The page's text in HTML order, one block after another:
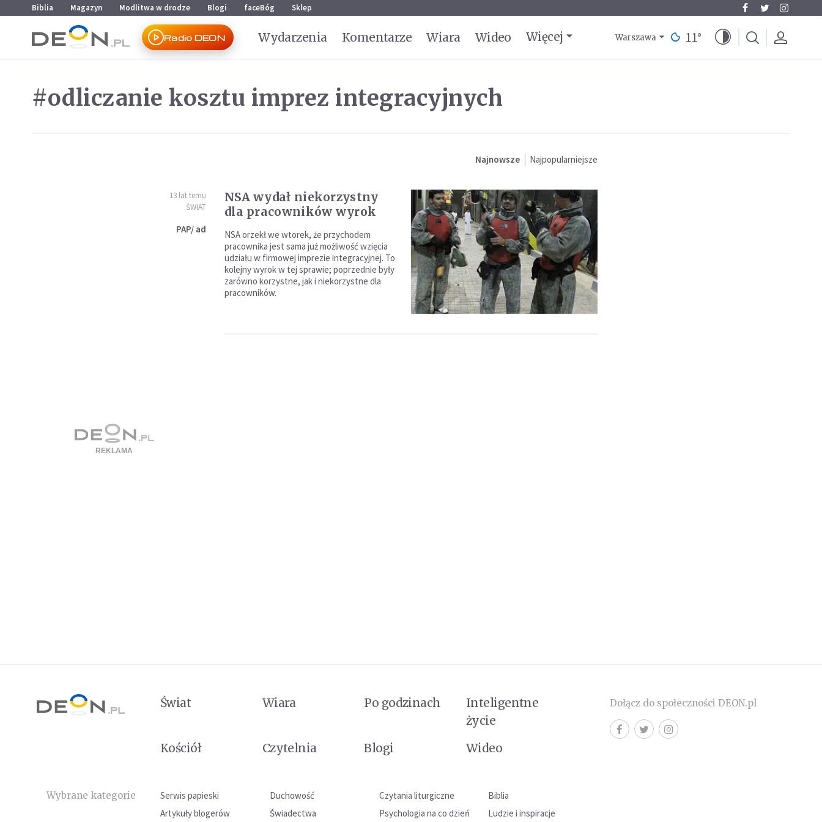
Przejdź do menu głównego
Przejdź do treści
Biblia Magazyn Modlitwa w drodze Blogi faceBóg Sklep
Radio DEON Wydarzenia Komentarze Wiara Wideo Więcej Warszawa 11°
#odliczanie kosztu imprez integracyjnych
Najnowsze Najpopularniejsze
13 lat temu
ŚWIAT
PAP/ ad
NSA wydał niekorzystny
dla pracowników wyrok
NSA orzekł we wtorek, że przychodem
pracownika jest sama już możliwość wzięcia
udziału w firmowej imprezie integracyjnej. To
kolejny wyrok w tej sprawie; poprzednie były
zarówno korzystne, jak i niekorzystne dla
pracowników.
Świat Wiara Po godzinach
Inteligentne
życie
Kościół
Czytelnia Blogi Wideo
Wybrane kategorie Serwis papieski Duchowość Czytania liturgiczne
Biblia
Artykuły blogerów
Świadectwa Psychologia na co dzień Ludzie i inspiracje
Dołącz do społeczności DEON.pl